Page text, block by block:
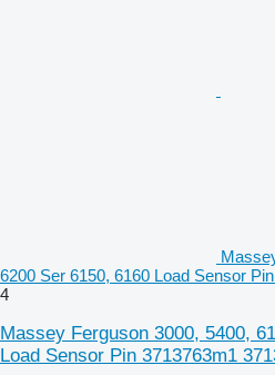
6200 Ser 6150, 6160 Load Sensor
4
Massey Ferguson 3000, 5400,
Load Sensor Pin 3713763m1